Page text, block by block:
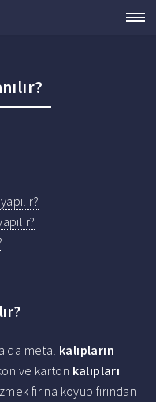
da metal kalıpların
ve karton kalıpları
fırına koyup fırından